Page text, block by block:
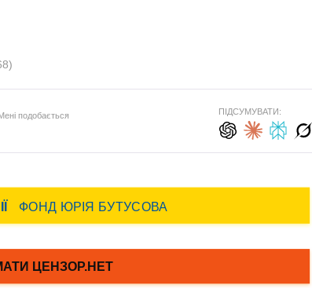
подобається ПІДСУМУВАТИ: